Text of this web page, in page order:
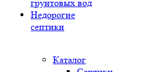
грунтовых вод
Недорогие
септики
Каталог